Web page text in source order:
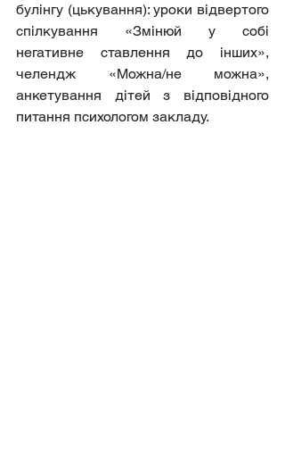
булінгу (цькування): уроки відвертого
спілкування «Змінюй у собі
негативне ставлення до інших»,
челендж «Можна/не можна»,
анкетування дітей з відповідного
питання психологом закладу.